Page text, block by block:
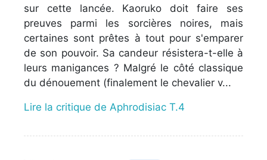
sur cette lancée. Kaoruko doit faire ses
preuves parmi les sorcières noires, mais
certaines sont prêtes à tout pour s'emparer
de son pouvoir. Sa candeur résistera-t-elle à
leurs manigances ? Malgré le côté classique
du dénouement (finalement le chevalier v...
Lire la critique de Aphrodisiac T.4